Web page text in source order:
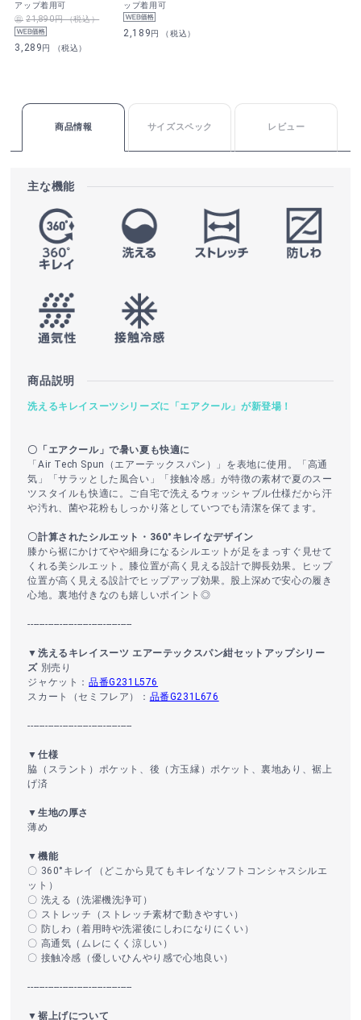
アップ着用可
21,890円 （税込）
3,289円 （税込）
ップ着用可
2,189円 （税込）
商品情報 サイズスペック レビュー
主な機能
商品説明
洗えるキレイスーツシリーズに「エアクール」が新登場！
〇「エアクール」で暑い夏も快適に
「Air Tech Spun（エアーテックスパン）」を表地に使用。「高通
気」「サラッとした風合い」「接触冷感」が特徴の素材で夏のスー
ツスタイルも快適に。ご自宅で洗えるウォッシャブル仕様だから汗
や汚れ、菌や花粉もしっかり落としていつでも清潔を保てます。
〇計算されたシルエット・360°キレイなデザイン
膝から裾にかけてやや細身になるシルエットが足をまっすぐ見せて
くれる美シルエット。膝位置が高く見える設計で脚長効果。ヒップ
位置が高く見える設計でヒップアップ効果。股上深めで安心の履き
心地。裏地付きなのも嬉しいポイント◎
------------------------------------
▼洗えるキレイスーツ エアーテックスパン紺セットアップシリー
ズ 別売り
ジャケット：品番G231L576
スカート（セミフレア）： 品番G231L676
------------------------------------
▼仕様
脇（スラント）ポケット、後（方玉縁）ポケット、裏地あり、裾上
げ済
▼生地の厚さ
薄め
▼機能
〇 360°キレイ（どこから見てもキレイなソフトコンシャスシルエ
ット）
〇 洗える（洗濯機洗浄可）
〇 ストレッチ（ストレッチ素材で動きやすい）
〇 防しわ（着用時や洗濯後にしわになりにくい）
〇 高通気（ムレにくく涼しい）
〇 接触冷感（優しいひんやり感で心地良い）
------------------------------------
▼裾上げについて